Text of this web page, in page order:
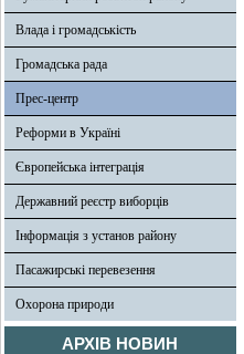
Влада і громадськість
Громадська рада
Прес-центр
Реформи в Україні
Європейська інтеграція
Державний реєстр виборців
Інформація з установ району
Пасажирські перевезення
Охорона природи
АРХІВ НОВИН